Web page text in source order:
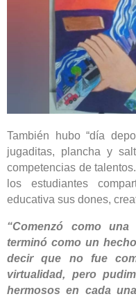
También hubo “día
jugaditas, plancha y
competencias de
los estudiantes
educativa sus dones,
“Comenzó como
terminó como un
decir que no fue
virtualidad, pero
hermosos en cada